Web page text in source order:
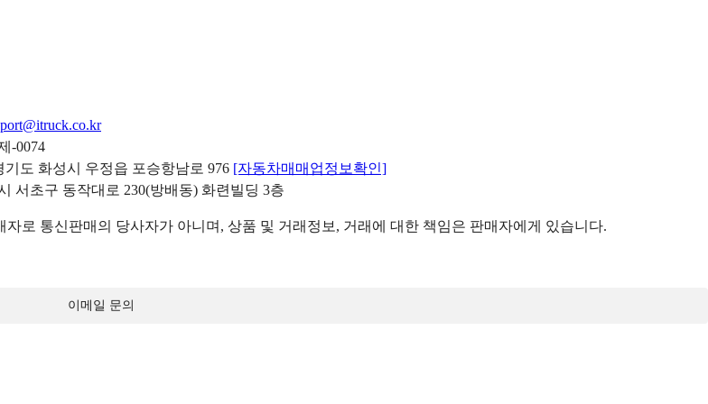
-0074
도 화성시 우정읍 포승항남로 976 [자동차매매업정보확인]
서초구 동작대로 230(방배동) 화련빌딩 3층
로 통신판매의 당사자가 아니며, 상품 및 거래정보, 거래에 대한 책임은 판매자에게 있습니다.
이메일 문의